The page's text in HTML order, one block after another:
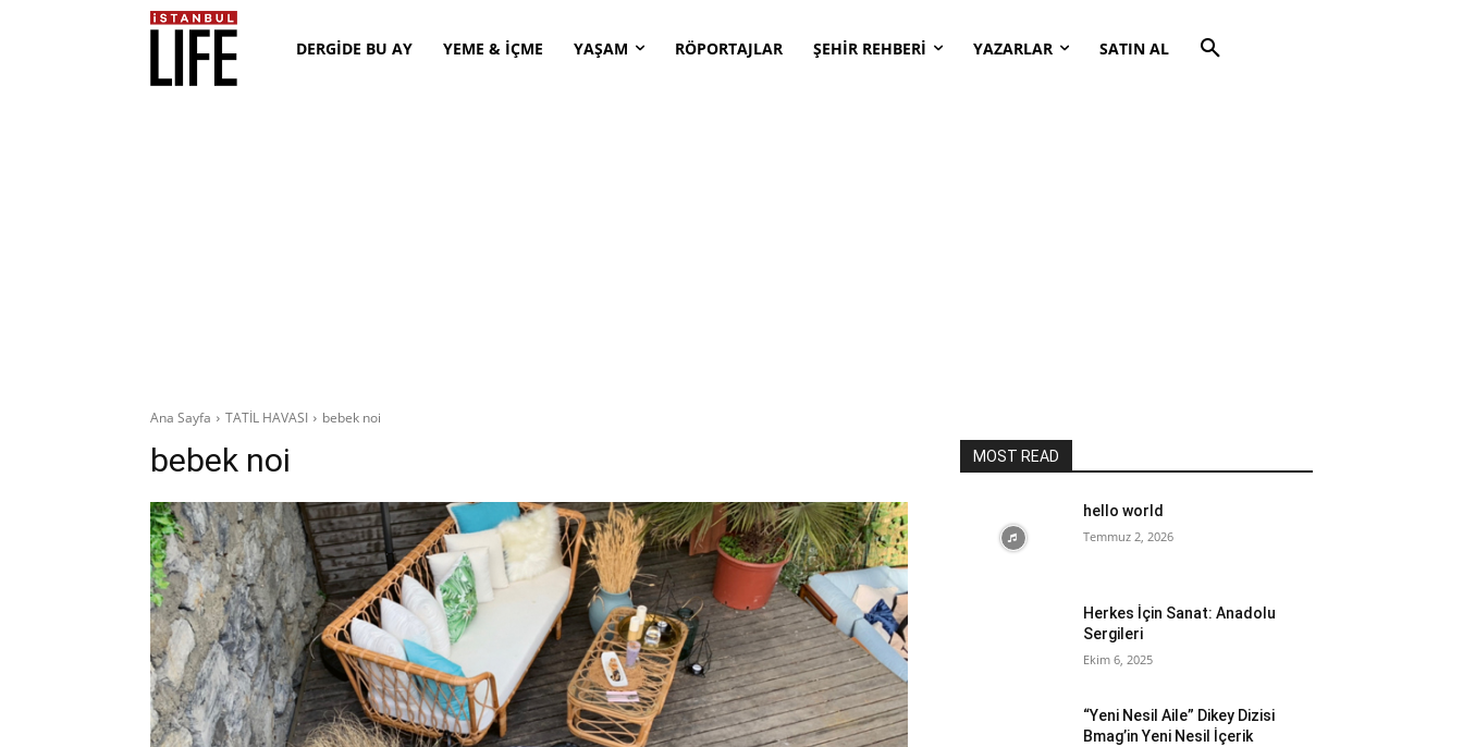
DERGİDE BU AY YEME & İÇME YAŞAM RÖPORTAJLAR ŞEHİR REHBERİ YAZARLAR SATIN AL
Ana Sayfa TATİL HAVASI bebek noi
bebek noi MOST READ
hello world
Temmuz 2, 2026
Herkes İçin Sanat: Anadolu
Sergileri
Ekim 6, 2025
“Yeni Nesil Aile” Dikey Dizisi
Bmag’in Yeni Nesil İçerik